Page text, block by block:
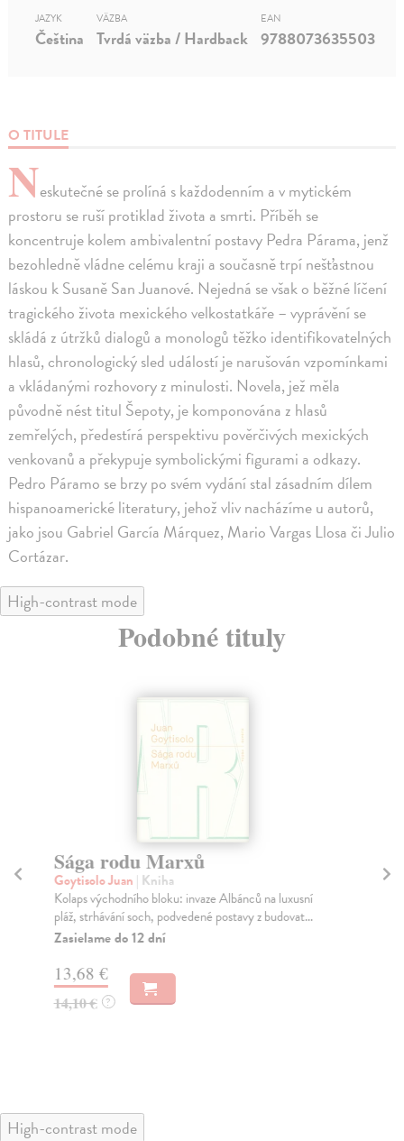
O TITULE
Neskutečné se prolíná s každodenním a v mytickém
prostoru se ruší protiklad života a smrti. Příběh se
koncentruje kolem ambivalentní postavy Pedra Párama, jenž
bezohledně vládne celému kraji a současně trpí nešťastnou
láskou k Susaně San Juanové. Nejedná se však o běžné líčení
tragického života mexického velkostatkáře – vyprávění se
skládá z útržků dialogů a monologů těžko identifikovatelných
hlasů, chronologický sled událostí je narušován vzpomínkami
a vkládanými rozhovory z minulosti. Novela, jež měla
původně nést titul Šepoty, je komponována z hlasů
zemřelých, předestírá perspektivu pověrčivých mexických
venkovanů a překypuje symbolickými figurami a odkazy.
Pedro Páramo se brzy po svém vydání stal zásadním dílem
hispanoamerické literatury, jehož vliv nacházíme u autorů,
jako jsou Gabriel García Márquez, Mario Vargas Llosa či Julio
Cortázar.
JAZYK
Čeština
VÄZBA
Tvrdá väzba / Hardback
EAN
9788073635503
High-contrast mode
Podobné tituly
Sága rodu Marxů
Goytisolo Juan | Kniha
Kolaps východního bloku: invaze Albánců na luxusní
pláž, strhávání soch, podvedené postavy z budovat...
Zasielame do 12 dní
13,68 €
14,10 € ?
High-contrast mode